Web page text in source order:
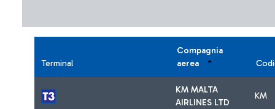
Terminal
Compagnia
aerea
KM MALTA
AIRLINES LTD
KM